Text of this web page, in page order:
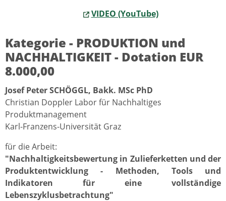
VIDEO (YouTube)
Kategorie - PRODUKTION und
NACHHALTIGKEIT - Dotation EUR
8.000,00
Josef Peter SCHÖGGL, Bakk. MSc PhD
Christian Doppler Labor für Nachhaltiges
Produktmanagement
Karl-Franzens-Universität Graz
für die Arbeit:
"Nachhaltigkeitsbewertung in Zulieferketten und der
Produktentwicklung - Methoden, Tools und
Indikatoren für eine vollständige
Lebenszyklusbetrachtung"